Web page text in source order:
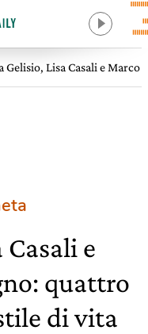
Gelisio, Lisa Casali e
Casali e
quattro
di vita